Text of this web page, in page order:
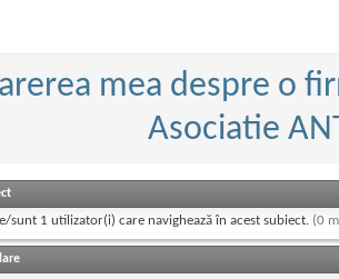
mea despre o
Asociatie
sunt 1 utilizator(i) care navighează în acest subiect. (0